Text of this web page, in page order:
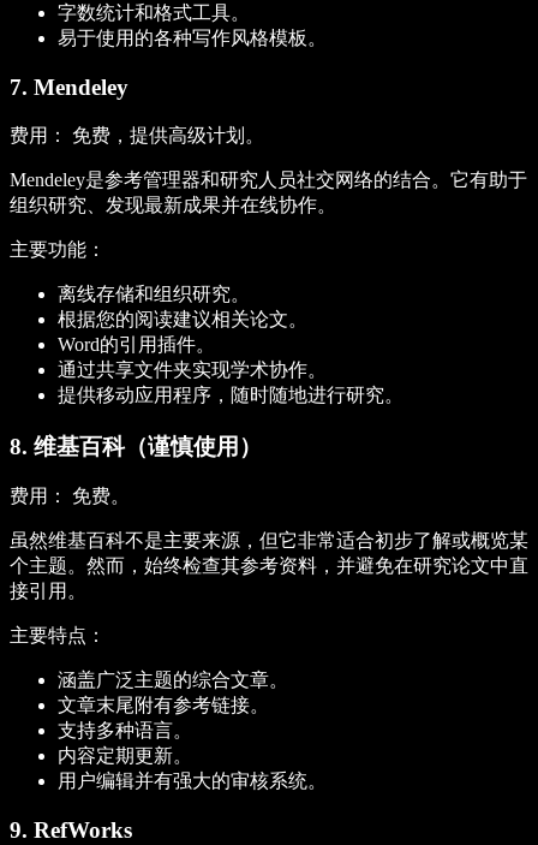
字数统计和格式工具。
易于使用的各种写作风格模板。
7. Mendeley
费用： 免费，提供高级计划。
Mendeley是参考管理器和研究人员社交网络的结合。它有助于
组织研究、发现最新成果并在线协作。
主要功能：
离线存储和组织研究。
根据您的阅读建议相关论文。
Word的引用插件。
通过共享文件夹实现学术协作。
提供移动应用程序，随时随地进行研究。
8. 维基百科（谨慎使用）
费用： 免费。
虽然维基百科不是主要来源，但它非常适合初步了解或概览某
个主题。然而，始终检查其参考资料，并避免在研究论文中直
接引用。
主要特点：
涵盖广泛主题的综合文章。
文章末尾附有参考链接。
支持多种语言。
内容定期更新。
用户编辑并有强大的审核系统。
9. RefWorks